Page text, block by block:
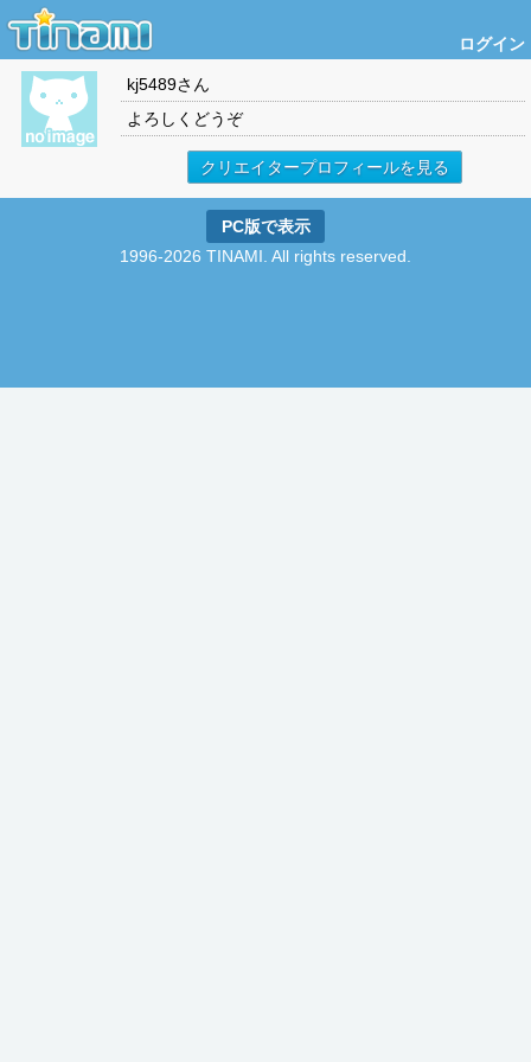
ログイン
kj5489さん
よろしくどうぞ
クリエイタープロフィールを見る
PC版で表示
1996-2026 TINAMI. All rights reserved.